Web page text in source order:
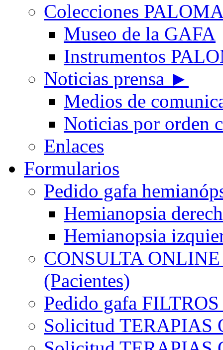
Colecciones
Museo de la GAFA
Instrumentos
Noticias prensa ►
Medios de
Noticias por orden
Enlaces
Formularios
Pedido gafa
Hemianopsia
Hemianopsia
CONSULTA
(Pacientes)
Pedido gafa
Solicitud TERAPIAS